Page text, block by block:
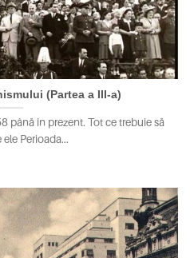
(Partea a III-a)
până în prezent. Tot ce trebuie să
ele Perioada...